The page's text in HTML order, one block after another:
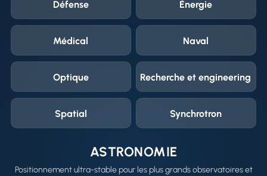
Défense Énergie
Médical Naval
Optique Recherche et engineering
Spatial Synchrotron
ASTRONOMIE
Positionnement ultra-stable pour les plus grands observatoires et